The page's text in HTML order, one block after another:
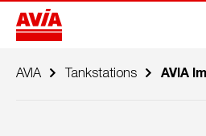
AVIA Tankstations AVIA